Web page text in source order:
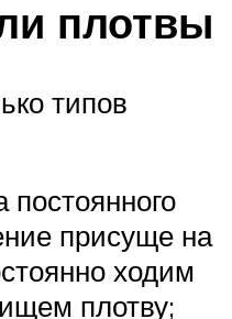
плотвы
типов
постоянного
присуще на
ходим
плотву;